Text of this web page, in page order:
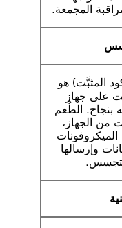
المجمعة.
المثبَّت) هو
على جهاز
بنجاح. الطُعم
من الجهاز،
وإرسالها